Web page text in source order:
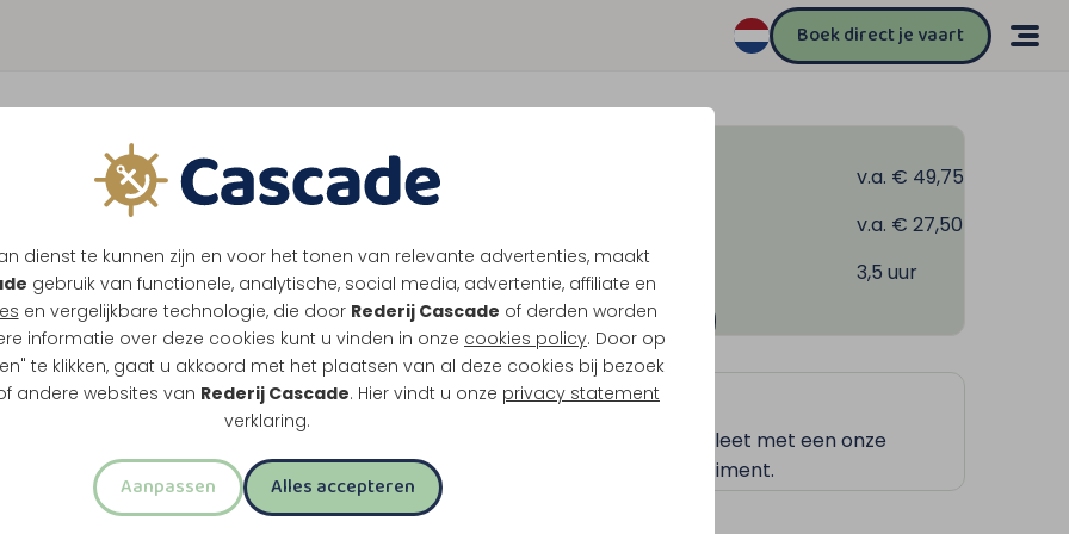
dienst te kunnen zijn en voor het tonen van relevante advertenties, maakt
gebruik van functionele, analytische, social media, advertentie, affiliate en
en vergelijkbare technologie, die door Rederij Cascade of derden worden
informatie over deze cookies kunt u vinden in onze cookies policy. Door op
te klikken, gaat u akkoord met het plaatsen van al deze cookies bij bezoek
andere websites van Rederij Cascade. Hier vindt u onze privacy statement
verklaring.
Aanpassen Alles accepteren
Boek direct je vaart
rondvaarten. Onderweg serveren we
seizoenstheeën schenken we
v.a. € 49,75
v.a. € 27,50
Duur
3,5 uur
Boek deze tocht
Tip!
Maak je tocht compleet met een onze
heerlijke vlaai assortiment.